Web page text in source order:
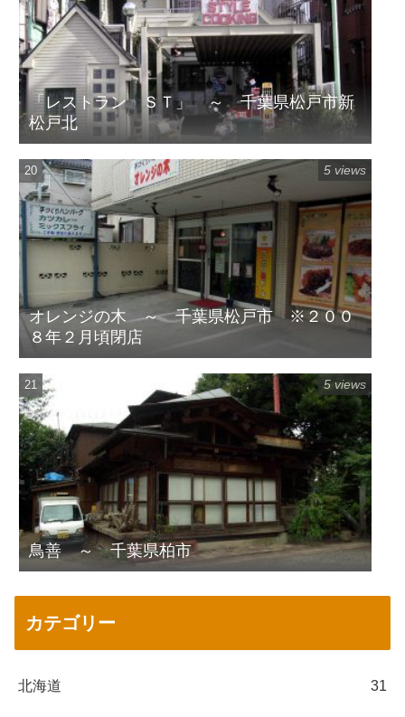
「レストラン ＳＴ」 ～ 千葉県松戸市新
松戸北
オレンジの木 ～ 千葉県松戸市 ※２００
８年２月頃閉店
5 views
鳥善 ～ 千葉県柏市
5 views
カテゴリー
北海道 31